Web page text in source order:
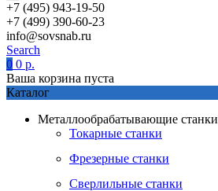
+7 (495) 943-19-50
+7 (499) 390-60-23
info@sovsnab.ru
Search
0 0 р.
Ваша корзина пуста
Каталог
Металлообрабатывающие станки
Токарные станки
Фрезерные станки
Сверлильные станки